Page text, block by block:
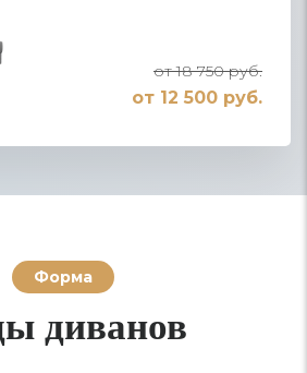
от 18 750 руб.
от 12 500 руб.
Форма
диванов